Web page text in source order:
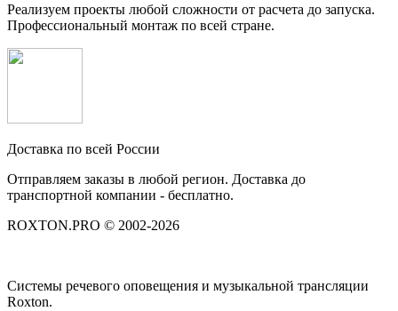
Реализуем проекты любой сложности от расчета до запуска.
Профессиональный монтаж по всей стране.
Доставка по всей России
Отправляем заказы в любой регион. Доставка до
транспортной компании - бесплатно.
ROXTON.PRO © 2002-2026
Системы речевого оповещения и музыкальной трансляции
Roxton.